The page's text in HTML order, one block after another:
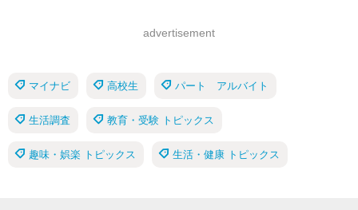
advertisement
マイナビ 高校生 パート アルバイト
生活調査 教育・受験 トピックス
趣味・娯楽 トピックス 生活・健康 トピックス